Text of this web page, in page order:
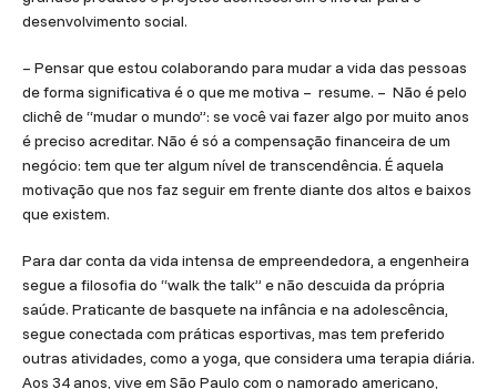
desenvolvimento social.
– Pensar que estou colaborando para mudar a vida das pessoas
de forma significativa é o que me motiva – resume. – Não é pelo
clichê de “mudar o mundo”: se você vai fazer algo por muito anos
é preciso acreditar. Não é só a compensação financeira de um
negócio: tem que ter algum nível de transcendência. É aquela
motivação que nos faz seguir em frente diante dos altos e baixos
que existem.
Para dar conta da vida intensa de empreendedora, a engenheira
segue a filosofia do “walk the talk” e não descuida da própria
saúde. Praticante de basquete na infância e na adolescência,
segue conectada com práticas esportivas, mas tem preferido
outras atividades, como a yoga, que considera uma terapia diária.
Aos 34 anos, vive em São Paulo com o namorado americano,